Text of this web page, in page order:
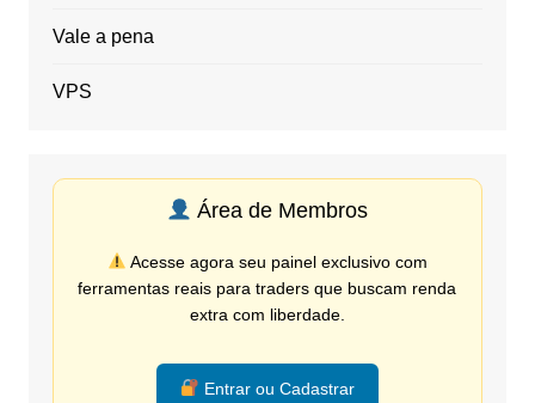
Vale a pena
VPS
Área de Membros
Acesse agora seu painel exclusivo com
ferramentas reais para traders que buscam renda
extra com liberdade.
Entrar ou Cadastrar